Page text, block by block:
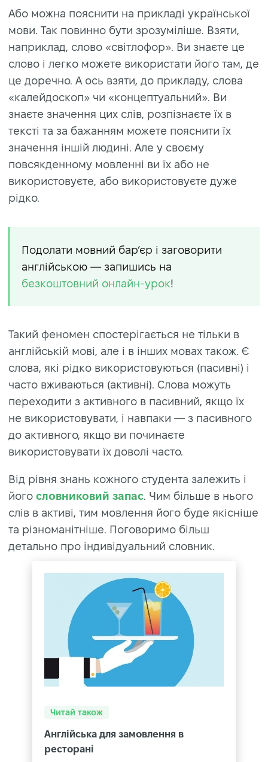
Або можна пояснити на прикладі української
мови. Так повинно бути зрозуміліше. Взяти,
наприклад, слово «світлофор». Ви знаєте це
слово і легко можете використати його там, де
це доречно. А ось взяти, до прикладу, слова
«калейдоскоп» чи «концептуальний». Ви
знаєте значення цих слів, розпізнаєте їх в
тексті та за бажанням можете пояснити їх
значення іншій людині. Але у своєму
повсякденному мовленні ви їх або не
використовуєте, або використовуєте дуже
рідко.
Подолати мовний бар’єр і заговорити
англійською — запишись на
безкоштовний онлайн-урок!
Такий феномен спостерігається не тільки в
англійській мові, але і в інших мовах також. Є
слова, які рідко використовуються (пасивні) і
часто вживаються (активні). Слова можуть
переходити з активного в пасивний, якщо їх
не використовувати, і навпаки — з пасивного
до активного, якщо ви починаєте
використовувати їх доволі часто.
Від рівня знань кожного студента залежить і
його словниковий запас. Чим більше в нього
слів в активі, тим мовлення його буде якісніше
та різноманітніше. Поговоримо більш
детально про індивідуальний словник.
Читай також
Англійська для замовлення в
ресторані